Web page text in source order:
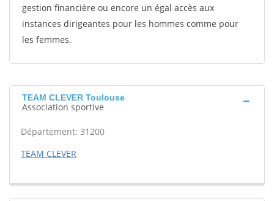
gestion financière ou encore un égal accès aux
instances dirigeantes pour les hommes comme pour
les femmes.
TEAM CLEVER Toulouse
Association sportive
Département: 31200
TEAM CLEVER